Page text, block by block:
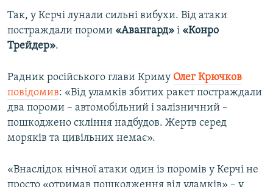
Так, у Керчі лунали сильні вибухи. Від атаки
постраждали пороми «Авангард» і «Конро
Трейдер».
Радник російського глави Криму Олег Крючков
повідомив: «Від уламків збитих ракет постраждали
два пороми – автомобільний і залізничний –
пошкоджено скління надбудов. Жертв серед
моряків та цивільних немає».
«Внаслідок нічної атаки один із поромів у Керчі не